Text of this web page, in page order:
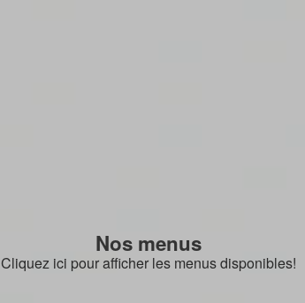
Nos menus
Cliquez ici pour afficher les menus disponibles!